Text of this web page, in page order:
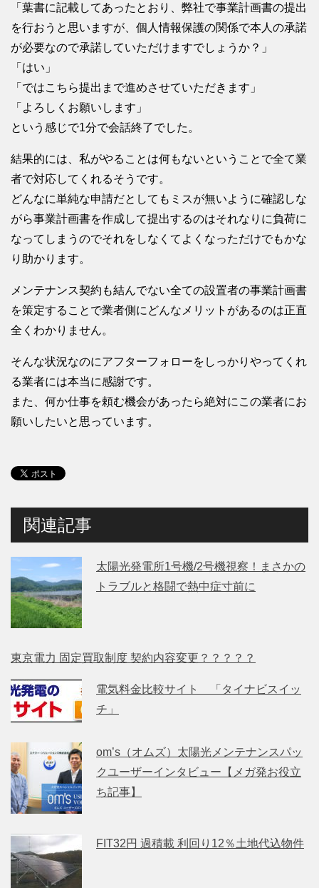
「葉書に記載してあったとおり、弊社で事業計画書の提出
を行おうと思いますが、個人情報保護の関係で本人の承諾
が必要なので承諾していただけますでしょうか？」
「はい」
「ではこちら提出まで進めさせていただきます」
「よろしくお願いします」
という感じで1分で会話終了でした。
結果的には、私がやることは何もないということで全て業
者で対応してくれるそうです。
どんなに単純な申請だとしてもミスが無いように確認しな
がら事業計画書を作成して提出するのはそれなりに負荷に
なってしまうのでそれをしなくてよくなっただけでもかな
り助かります。
メンテナンス契約も結んでない全ての設置者の事業計画書
を策定することで業者側にどんなメリットがあるのは正直
全くわかりません。
そんな状況なのにアフターフォローをしっかりやってくれ
る業者には本当に感謝です。
また、何か仕事を頼む機会があったら絶対にこの業者にお
願いしたいと思っています。
関連記事
太陽光発電所1号機/2号機視察！まさかの
トラブルと格闘で熱中症寸前に
東京電力 固定買取制度 契約内容変更？？？？？
電気料金比較サイト 「タイナビスイッ
チ」
om’s（オムズ）太陽光メンテナンスパッ
クユーザーインタビュー【メガ発お役立
ち記事】
FIT32円 過積載 利回り12％土地代込物件